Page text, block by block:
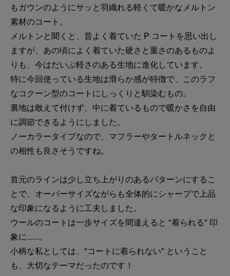
もガウンのようにサッと羽織れる軽くて暖かなメルトン
素材のコート。
メルトンと聞くと、昔よく着ていた P コートを思い出し
ますが、あの頃によく着ていた硬さと重さのあるものよ
りも、今はだいぶ軽さのある生地に進化しています。
特に今回使っている生地は滑らか感が特徴で、このラフ
なコクーン型のコートにしっくりと馴染むもの。
裏地は敢えて付けず、中に着ているもので暖かさを自由
に調節できるようにしました。
ノーカラータイプなので、マフラーやタートルネックと
の相性も良さそうですね。
首元のラインは少し立ち上がりのあるパターンにするこ
とで、オーバーサイズながらも全体的にシャープで上品
な印象になるように工夫しました。
ウールのコートは一歩サイズを間違えると "着られる" 印
象に......。
小柄な私としては、"コートに着られない" ということ
も、大切なテーマだったのです！